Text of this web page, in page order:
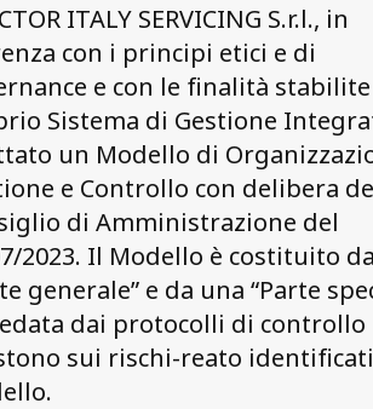
ITALY SERVICING S.r.l., in
con i principi etici e di
e con le finalità
Sistema di Gestione
un Modello di
e Controllo con delibera
di Amministrazione del
2023. Il Modello è costituito
generale” e da una “Parte
dai protocolli di controllo
sui rischi-reato